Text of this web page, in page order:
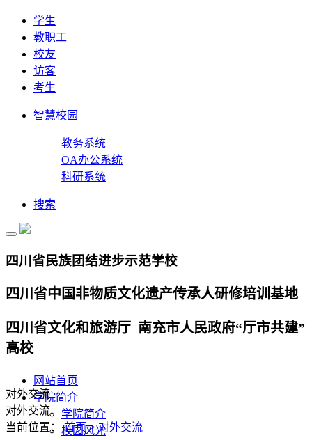
学生
教职工
校友
访客
考生
智慧校园
教务系统
OA办公系统
科研系统
搜索
四川省民族团结进步示范学校
四川省中国非物质文化遗产传承人研修培训基地
四川省文化和旅游厅 南充市人民政府“厅市共建”
高校
网站首页
学院简介
学院简介
校园风光
对外交流
对外交流
当前位置：首页>对外交流